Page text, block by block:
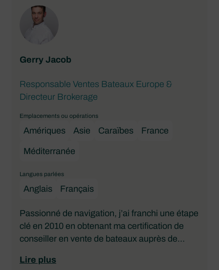
réaliser leur souhait.
Ma priorité est de comprendre et d’écouter les
clients, en adaptant les projets d’acquisition à
prends le temps de les associer au programme
management d’un voilier, d’un catamaran ou
d’un yacht, et je les encourage à suivre une
formation nautique pour assurer leur sécurité
et leur réussite.
Gerry Jacob
Responsable Ventes Bateaux Europe &
Directeur Brokerage
Emplacements ou opérations
Amériques Asie Caraïbes France
Méditerranée
Langues parlées
Anglais Français
Passionné de navigation, j’ai franchi une étape
clé en 2010 en obtenant ma certification de
conseiller en vente de bateaux auprès de
Agents). Après un retour en France en 2012
Lire plus